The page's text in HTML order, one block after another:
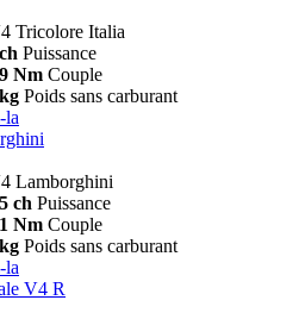
Tricolore Italia
Puissance
Nm Couple
Poids sans carburant
la
Lamborghini
ch Puissance
Nm Couple
Poids sans carburant
la
V4 R